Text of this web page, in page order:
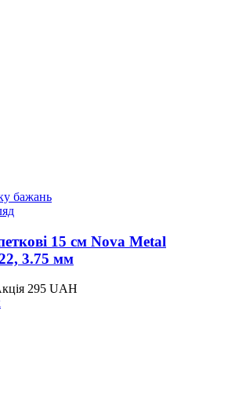
бажань
15 см Nova Metal
3.75 мм
295 UAH